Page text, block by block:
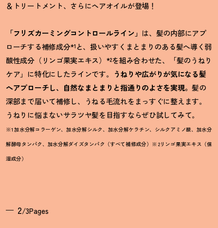
＆トリートメント、さらにヘアオイルが登場 ！
「フリズカーミングコントロールライン」 は、髪の内部にアプ
ローチする補修成分*¹と、扱いやすくまとまりのある髪へ導く弱
酸性成分（リンゴ果実エキス）*²を組み合わせた、「髪のうねり
ケア」に特化にしたラインです。
うねりや広がりが気になる髪
へアプローチし、自然なまとまりと指通りのよさを実現。髪の
深部まで届いて補修し、うねる毛流れをまっすぐに整えます。
うねりに悩まないサラツヤ髪を目指すならぜひ試してみて。
※1 加水分解コラーゲン、加水分解シルク、加水分解ケラチン、シルクアミノ酸、加水分
解酵母タンパク、加水分解ダイズタ ンパク（すべて補修成分）※ 2リンゴ果実エキス（保
湿成分）
2/3Pages